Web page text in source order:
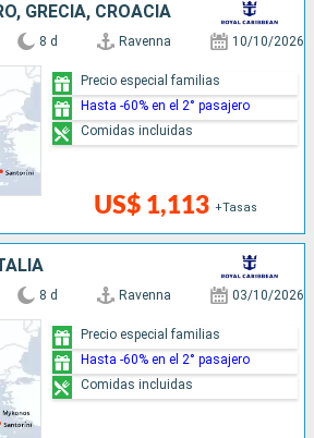
GRECIA, CROACIA
8 d Ravenna 10/10/2026
US$ 1,113 +Tasas
Precio especial familias
Hasta -60% en el 2° pasajero
Comidas incluidas
8 d Ravenna 03/10/2026
Precio especial familias
Hasta -60% en el 2° pasajero
Comidas incluidas